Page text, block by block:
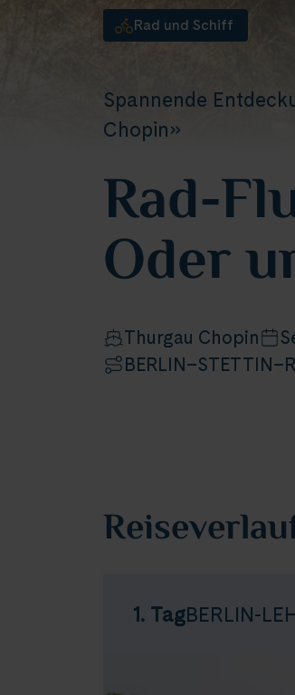
Rad und Schiff
Spannende
Chopin»
Rad-
Oder
Thurgau Chopin
1. TagBERLIN-